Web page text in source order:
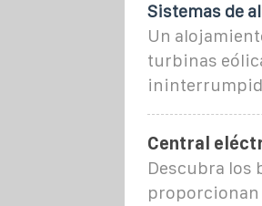
Sistemas de
Un
turbinas
Central
Descubra los
proporcionan